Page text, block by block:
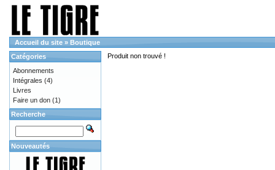
Accueil du site » Boutique
Produit non trouvé !
Catégories
Abonnements
Intégrales (4)
Livres
Faire un don (1)
Recherche
Nouveautés